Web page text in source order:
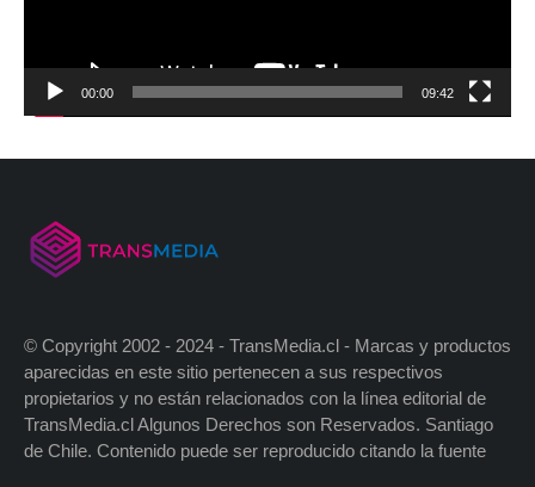
00:00 09:42
© Copyright 2002 - 2024 - TransMedia.cl - Marcas y productos
aparecidas en este sitio pertenecen a sus respectivos
propietarios y no están relacionados con la línea editorial de
TransMedia.cl Algunos Derechos son Reservados. Santiago
de Chile. Contenido puede ser reproducido citando la fuente